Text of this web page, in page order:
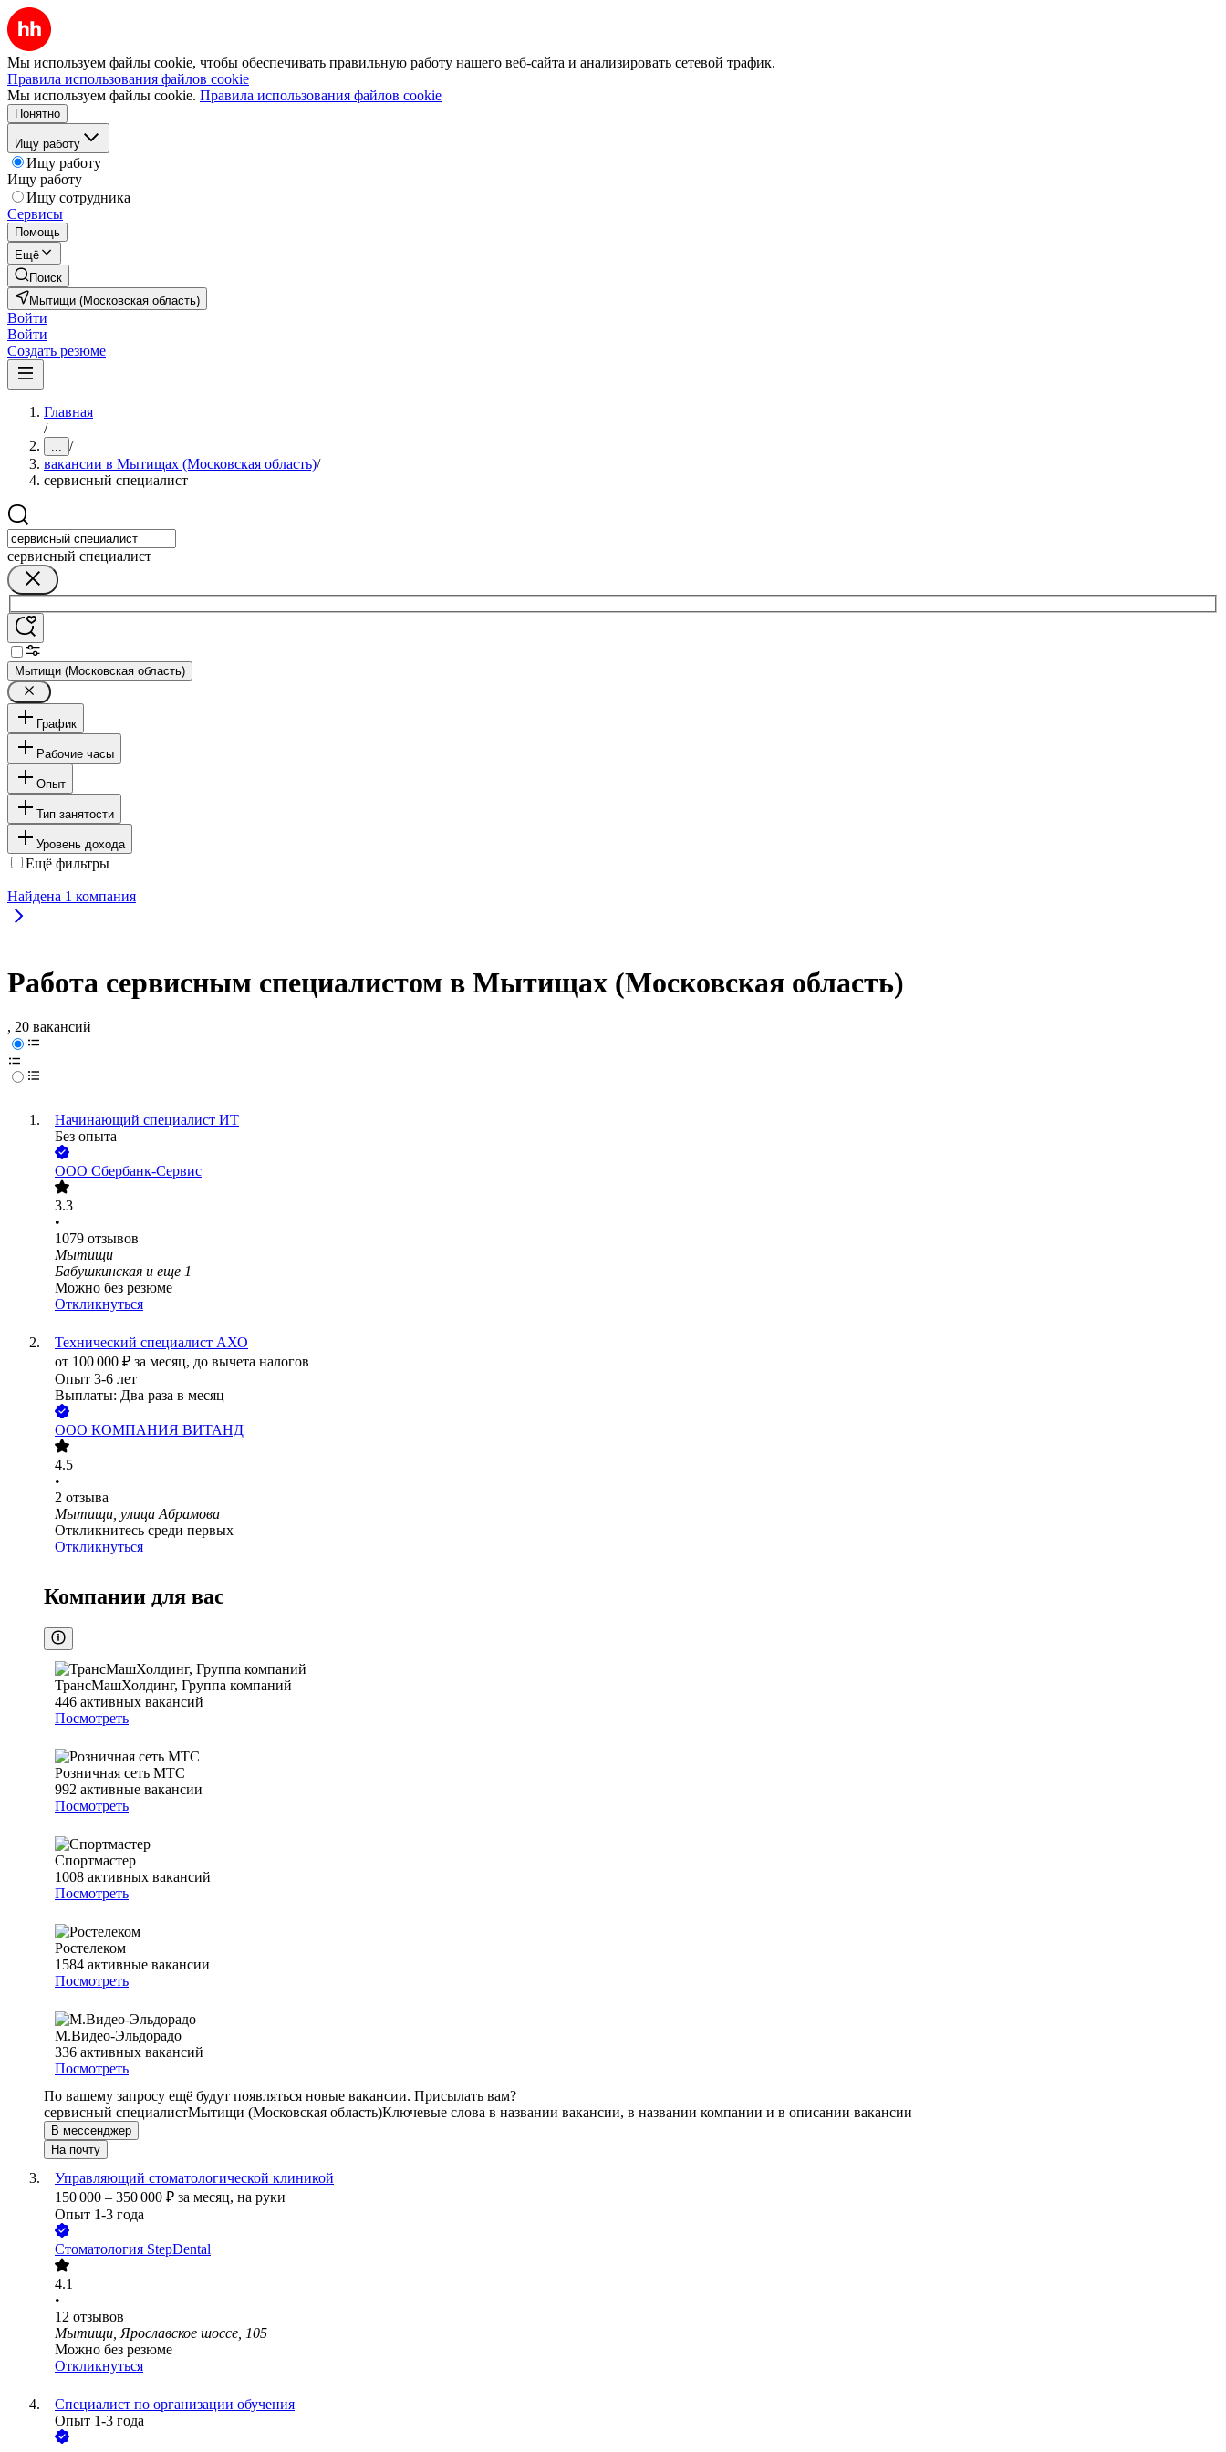
Мы используем файлы cookie, чтобы обеспечивать правильную работу нашего веб-сайта и анализировать сетевой трафик.
Правила использования файлов cookie
Мы используем файлы cookie. Правила использования файлов cookie
Понятно
Ищу работу
Ищу работу
Ищу работу
Ищу сотрудника
Сервисы
Помощь
Ещё
Поиск
Мытищи (Московская область)
Войти
Войти
Создать резюме
Главная
/
... /
вакансии в Мытищах (Московская область)/
сервисный специалист
сервисный специалист
Мытищи (Московская область)
График
Рабочие часы
Опыт
Тип занятости
Уровень дохода
Ещё фильтры
Найдена 1 компания
Работа сервисным специалистом в Мытищах (Московская область)
, 20 вакансий
Начинающий специалист ИТ
Без опыта
ООО Сбербанк-Сервис
3.3
•
1079 отзывов
Мытищи
Бабушкинская и еще 1
Можно без резюме
Откликнуться
Технический специалист АХО
от 100 000 ₽ за месяц, до вычета налогов
Опыт 3-6 лет
Выплаты: Два раза в месяц
ООО КОМПАНИЯ ВИТАНД
4.5
•
2 отзыва
Мытищи, улица Абрамова
Откликнитесь среди первых
Откликнуться
Компании для вас
ТрансМашХолдинг, Группа компаний
446 активных вакансий
Посмотреть
Розничная сеть МТС
992 активные вакансии
Посмотреть
Спортмастер
1008 активных вакансий
Посмотреть
Ростелеком
1584 активные вакансии
Посмотреть
М.Видео-Эльдорадо
336 активных вакансий
Посмотреть
По вашему запросу ещё будут появляться новые вакансии. Присылать вам?
сервисный специалистМытищи (Московская область)Ключевые слова в названии вакансии, в названии компании и в описании вакансии
В мессенджер
На почту
Управляющий стоматологической клиникой
150 000 – 350 000 ₽ за месяц, на руки
Опыт 1-3 года
Стоматология StepDental
4.1
•
12 отзывов
Мытищи, Ярославское шоссе, 105
Можно без резюме
Откликнуться
Специалист по организации обучения
Опыт 1-3 года